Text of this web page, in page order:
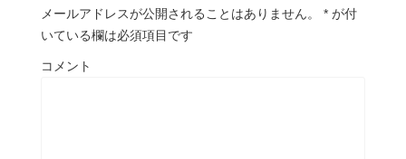
メールアドレスが公開されることはありません。 * が付
いている欄は必須項目です
コメント